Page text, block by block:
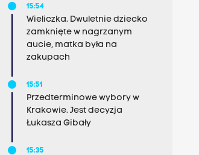
15:54
Wieliczka. Dwuletnie dziecko
zamknięte w nagrzanym
aucie, matka była na
zakupach
15:51
Przedterminowe wybory w
Krakowie. Jest decyzja
Łukasza Gibały
15:35